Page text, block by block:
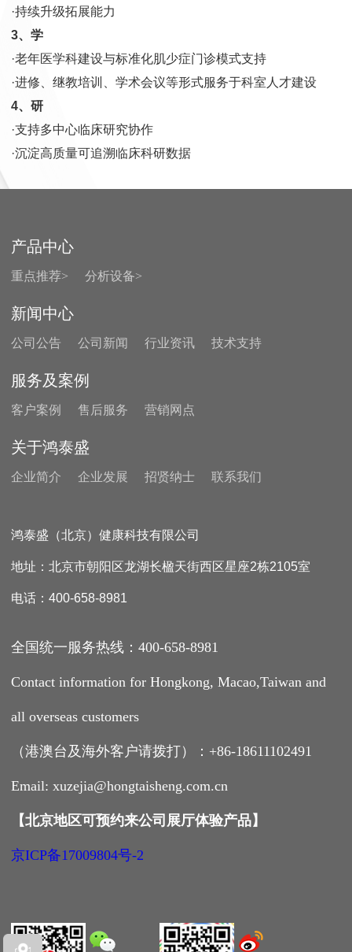
·持续升级拓展能力
3、学
·老年医学科建设与标准化肌少症门诊模式支持
·进修、继教培训、学术会议等形式服务于科室人才建设
4、研
·支持多中心临床研究协作
·沉淀高质量可追溯临床科研数据
产品中心
重点推荐> 分析设备>
新闻中心
公司公告 公司新闻 行业资讯 技术支持
服务及案例
客户案例 售后服务 营销网点
关于鸿泰盛
企业简介 企业发展 招贤纳士 联系我们
鸿泰盛（北京）健康科技有限公司
地址：北京市朝阳区龙湖长楹天街西区星座2栋2105室
电话：400-658-8981
全国统一服务热线：400-658-8981
Contact information for Hongkong, Macao,Taiwan and
all overseas customers
（港澳台及海外客户请拨打）：+86-18611102491
Email: xuzejia@hongtaisheng.com.cn
【北京地区可预约来公司展厅体验产品】
京ICP备17009804号-2